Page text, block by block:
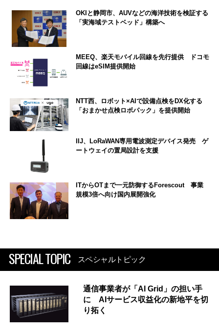
OKIと静岡市、AUVなどの海洋技術を検証する
「実海域テストベッド」構築へ
MEEQ、楽天モバイル回線を先行提供 ドコモ
回線はeSIM提供開始
NTT西、ロボット×AIで設備点検をDX化する
「おまかせ点検ロボパック」を提供開始
IIJ、LoRaWAN専用電波測定デバイス発売 ゲ
ートウェイの置局設計を支援
ITからOTまで一元防御するForescout 事業
規模3倍へ向け国内展開強化
SPECIAL TOPIC スペシャルトピック
通信事業者が「AI Grid」の担い手
に AIサービス収益化の新地平を切
り拓く